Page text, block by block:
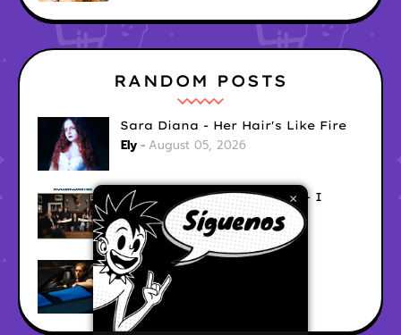
×
RANDOM POSTS
Sara Diana - Her Hair's Like Fire
Ely August 05, 2026
Good Vibes Rollercoaster - I
Don't Care
Ely August 05, 2026
Hyperwulf - FaceTime
Ely August 04, 2026